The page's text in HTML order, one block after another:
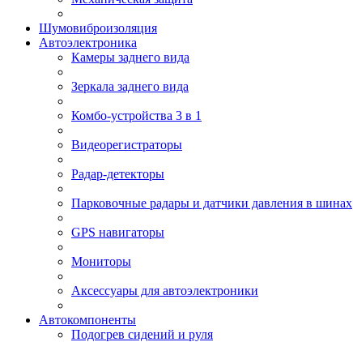
Шумовиброизоляция
Автоэлектроника
Камеры заднего вида
Зеркала заднего вида
Комбо-устройства 3 в 1
Видеорегистраторы
Радар-детекторы
Парковочные радары и датчики давления в шинах
GPS навигаторы
Мониторы
Аксессуары для автоэлектроники
Автокомпоненты
Подогрев сидений и руля